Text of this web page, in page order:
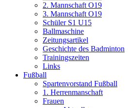
2. Mannschaft O19
3. Mannschaft O19
Schüler S1 U15
Ballmaschine
Zeitungsartikel
Geschichte des Badminton
Trainingszeiten
Links
Fußball
Spartenvorstand Fußball
1. Herrenmanschaft
Frauen